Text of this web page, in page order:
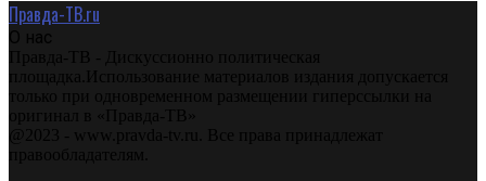
Правда-ТВ.ru
О нас
Правда-ТВ - Дискуссионно политическая
площадка.Использование материалов издания допускается
только при одновременном размещении гиперссылки на
оригинал в «Правда-ТВ»
@2023 - www.pravda-tv.ru. Все права принадлежат
правообладателям.